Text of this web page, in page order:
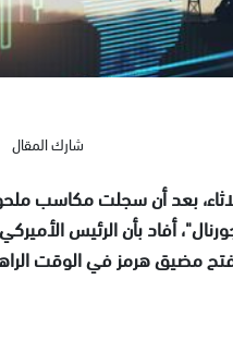
شارك المقال
بعد أن سجلت مكاسب
أفاد بأن الرئيس
فتح مضيق هرمز في الوقت